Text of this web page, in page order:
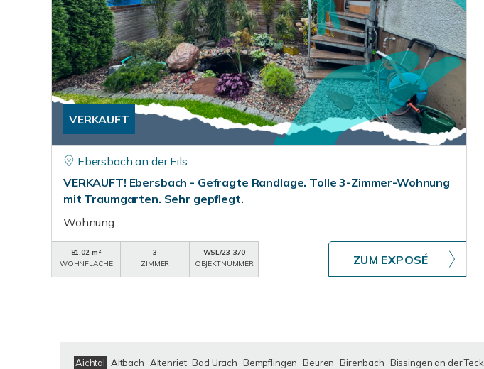
VERKAUFT
Ebersbach an der Fils
VERKAUFT! Ebersbach - Gefragte Randlage. Tolle 3-Zimmer-Wohnung
mit Traumgarten. Sehr gepflegt.
Wohnung
81,02 m²
WOHNFLÄCHE
3
ZIMMER
WSL/23-370
OBJEKTNUMMER
ZUM EXPOSÉ
Aichtal Altbach Altenriet Bad Urach Bempflingen Beuren Birenbach Bissingen an der Teck